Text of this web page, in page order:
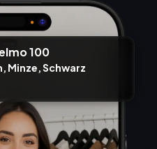
100
, Minze,Schwarz